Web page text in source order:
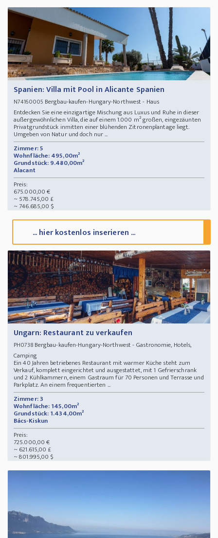
Spanien: Villa mit Pool in Alicante Spanien
N74160005 Bergbau-kaufen-Hungary-Northwest - Haus
Entdecken Sie eine einzigartige Mischung aus Luxus und Ruhe in dieser
außergewöhnlichen Villa, die auf einem 1.000 m² großen, eingezäunten
Privatgrundstück inmitten einer blühenden Zitronenplantage liegt.
Umgeben von Natur und doch nur ...
Zimmer: 5
Wohnfläche: 495,00m²
Grundstück: 9.480,00m²
Alacant
Preis:
675.000,00 €
~ 578.745,00 £
~ 746.685,00 $
... hier kostenlos inserieren ...
Ungarn: Restaurant zu verkaufen
PH0738Bergbau-kaufen-Hungary-Northwest - Gastronomie, Hotels,
Camping
Ein 40 Jahren betriebenes Restaurant mit warmer Küche steht zum
Verkauf, komplett eingerichtet und ausgestattet, mit 1 Gefrierschrank
und 2 Kühlkammern, einem Gastraum für 70 Personen und Terrasse und
Parkplatz. An einem frequentierten ...
Zimmer: 3
Wohnfläche: 145,00m²
Grundstück: 1.434,00m²
Bács-Kiskun
Preis:
725.000,00 €
~ 621.615,00 £
~ 801.995,00 $